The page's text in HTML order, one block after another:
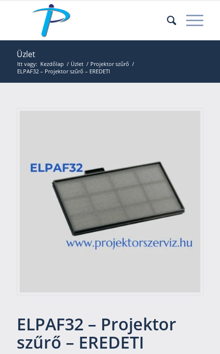
Üzlet
Itt vagy: Kezdőlap / Üzlet / Projektor szűrő /
ELPAF32 – Projektor szűrő – EREDETI
ELPAF32 – Projektor
szűrő – EREDETI